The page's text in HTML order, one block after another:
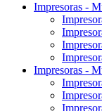
Impresoras -
Impresoras -